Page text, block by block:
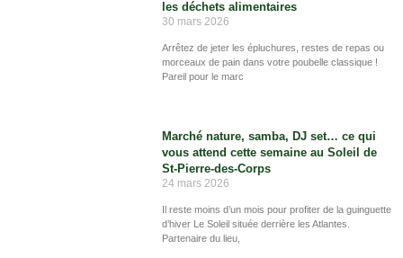
les déchets alimentaires
30 mars 2026
Arrêtez de jeter les épluchures, restes de repas ou
morceaux de pain dans votre poubelle classique !
Pareil pour le marc
Marché nature, samba, DJ set… ce qui
vous attend cette semaine au Soleil de
St-Pierre-des-Corps
24 mars 2026
Il reste moins d’un mois pour profiter de la guinguette
d’hiver Le Soleil située derrière les Atlantes.
Partenaire du lieu,